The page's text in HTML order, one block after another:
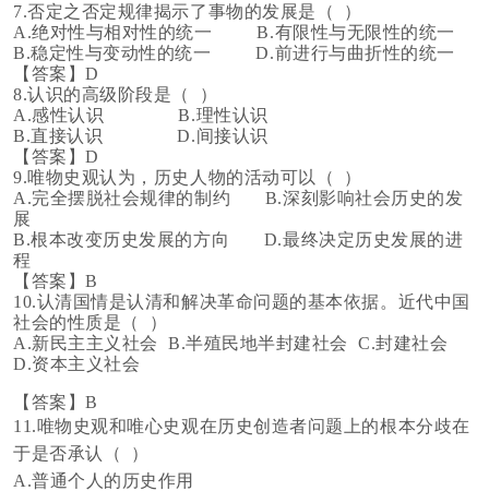
7.否定之否定规律揭示了事物的发展是（
）
A.绝对性与相对性的统一 B.有限性与无限性的统一
B.稳定性与变动性的统一 D.前进行与曲折性的统一
【答案】D
8.认识的高级阶段是（
）
A.感性认识 B.理性认识
B.直接认识 D.间接认识
【答案】D
9.唯物史观认为，历史人物的活动可以（
）
A.完全摆脱社会规律的制约 B.深刻影响社会历史的发
展
B.根本改变历史发展的方向
D.最终决定历史发展的进
程
【答案】B
10.认清国情是认清和解决革命问题的基本依据。近代中国
社会的性质是（
）
A.新民主主义社会 B.半殖民地半封建社会 C.封建社会
D.资本主义社会
【答案】B
11.唯物史观和唯心史观在历史创造者问题上的根本分歧在
于是否承认（ ）
A.普通个人的历史作用